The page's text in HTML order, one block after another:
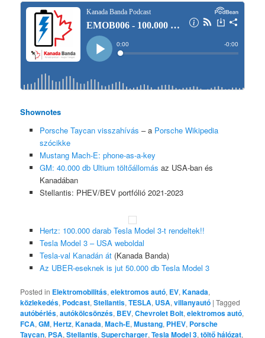
Shownotes
Porsche Taycan visszahívás – a Porsche Wikipedia
szócikke
Mustang Mach-E: phone-as-a-key
GM: 40.000 db Ultium töltőállomás az USA-ban és
Kanadában
Stellantis: PHEV/BEV portfólió 2021-2023
Hertz: 100.000 darab Tesla Model 3-t rendeltek!!
Tesla Model 3 – USA weboldal
Tesla-val Kanadán át (Kanada Banda)
Az UBER-eseknek is jut 50.000 db Tesla Model 3
Posted in Elektromobilitás,elektromos autó, EV,Kanada,
közlekedés, Podcast,Stellantis,TESLA, USA,villanyautó |Tagged
autóbérlés,autókölcsönzés, BEV,Chevrolet Bolt,elektromos autó,
FCA,GM,Hertz,Kanada,Mach-E,Mustang, PHEV, Porsche
Taycan, PSA,Stellantis,Supercharger,Tesla Model 3,töltő hálózat,